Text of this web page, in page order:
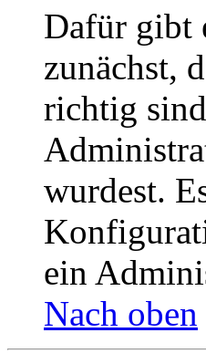
Dafür gibt
zunächst,
richtig
wurdest.
ein
Nach oben